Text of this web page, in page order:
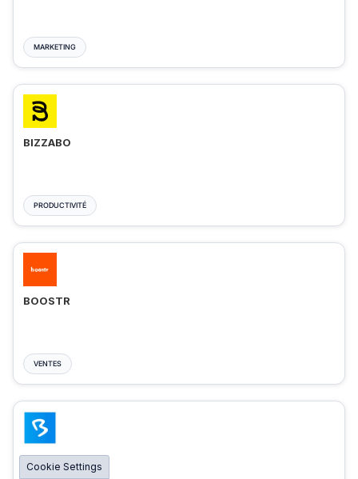
MARKETING
BIZZABO
PRODUCTIVITÉ
BOOSTR
VENTES
BIGMARKER
Cookie Settings